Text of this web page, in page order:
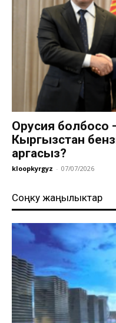
Орусия болбосо
Кыргызстан
аргасыз?
kloopkyrgyz - 07/07/2026
Соңку жаңылыктар